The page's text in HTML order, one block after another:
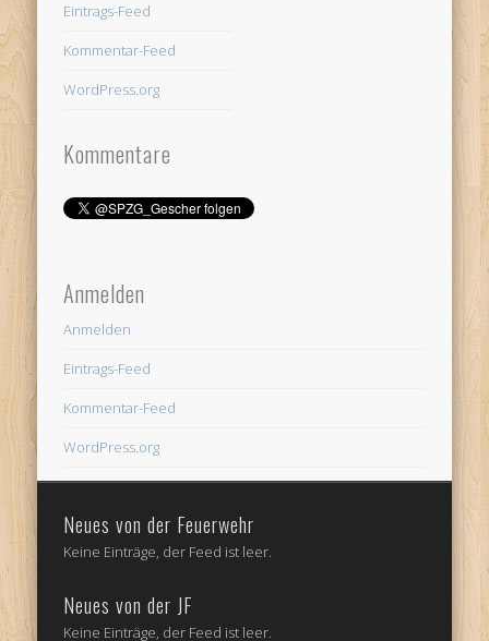
Eintrags-Feed
Kommentar-Feed
WordPress.org
Kommentare
Anmelden
Anmelden
Eintrags-Feed
Kommentar-Feed
WordPress.org
Neues von der Feuerwehr
Keine Einträge, der Feed ist leer.
Neues von der JF
Keine Einträge, der Feed ist leer.